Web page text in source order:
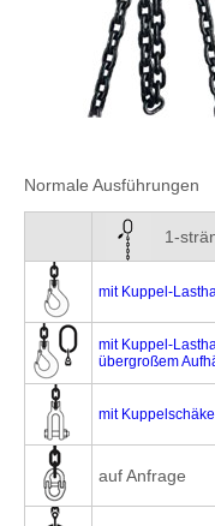
Normale Ausführungen
1-
mit Kuppel-
mit Kuppel-
übergroßem
mit
auf Anfrage